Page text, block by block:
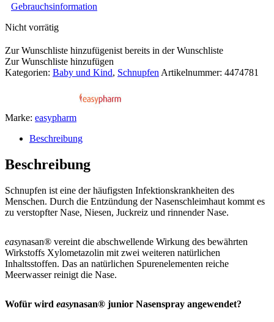
Gebrauchsinformation
Nicht vorrätig
Zur Wunschliste hinzufügenist bereits in der Wunschliste
Zur Wunschliste hinzufügen
Kategorien: Baby und Kind, Schnupfen Artikelnummer: 4474781
Marke: easypharm
Beschreibung
Beschreibung
Schnupfen ist eine der häufigsten Infektionskrankheiten des
Menschen. Durch die Entzündung der Nasenschleimhaut kommt es
zu verstopfter Nase, Niesen, Juckreiz und rinnender Nase.
easynasan® vereint die abschwellende Wirkung des bewährten
Wirkstoffs Xylometazolin mit zwei weiteren natürlichen
Inhaltsstoffen. Das an natürlichen Spurenelementen reiche
Meerwasser reinigt die Nase.
Wofür wird easynasan® junior Nasenspray angewendet?